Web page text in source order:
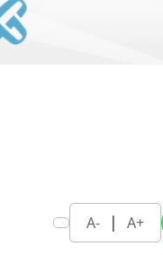
A- | A+